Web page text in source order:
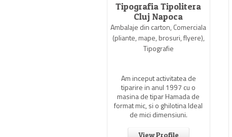
Tipografia Tipolitera
Cluj Napoca
Ambalaje din carton, Comerciala
(pliante, mape, brosuri, flyere),
Tipografie
Am inceput activitatea de
tiparire in anul 1997 cu o
masina de tipar Hamada de
format mic, si o ghilotina Ideal
de mici dimensiuni.
View Profile